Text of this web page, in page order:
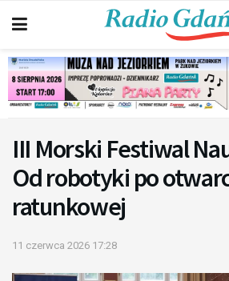
III Morski Festiwal
Od robotyki po
ratunkowej
11 czerwca 2026 17:28